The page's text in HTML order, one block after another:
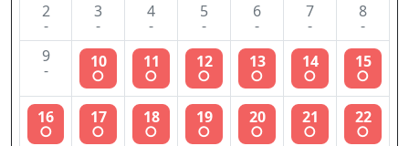
2
-
3
-
4
-
5
-
6
-
7
-
8
-
9
- 10
○
11
○
12
○
13
○
14
○
15
○
16
○
17
○
18
○
19
○
20
○
21
○
22
○